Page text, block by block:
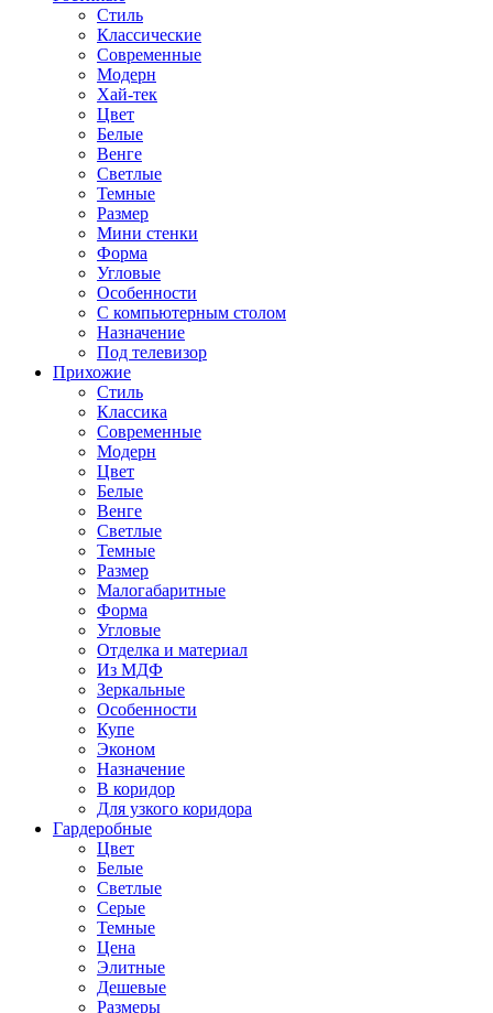
Стиль
Классические
Современные
Модерн
Хай-тек
Цвет
Белые
Венге
Светлые
Темные
Размер
Мини стенки
Форма
Угловые
Особенности
С компьютерным столом
Назначение
Под телевизор
Прихожие
Стиль
Классика
Современные
Модерн
Цвет
Белые
Венге
Светлые
Темные
Размер
Малогабаритные
Форма
Угловые
Отделка и материал
Из МДФ
Зеркальные
Особенности
Купе
Эконом
Назначение
В коридор
Для узкого коридора
Гардеробные
Цвет
Белые
Светлые
Серые
Темные
Цена
Элитные
Дешевые
Размеры